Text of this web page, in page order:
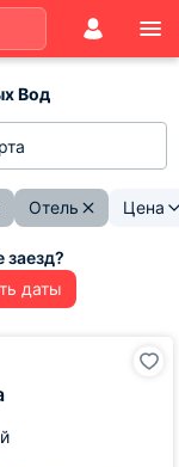
Вод
Отель Цена
даты